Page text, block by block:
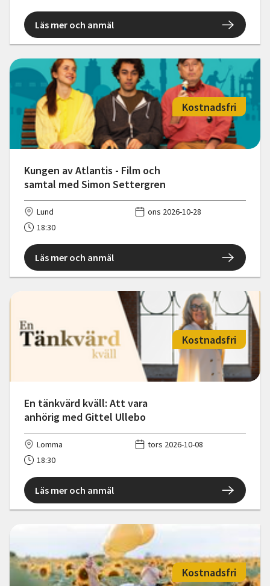
Läs mer och anmäl
Kungen av Atlantis - Film och
samtal med Simon Settergren
Kostnadsfri
Lund
ons 2026-10-28
18:30
Läs mer och anmäl
En tänkvärd kväll: Att vara
anhörig med Gittel Ullebo
Kostnadsfri
Lomma
tors 2026-10-08
18:30
Läs mer och anmäl
Kostnadsfri